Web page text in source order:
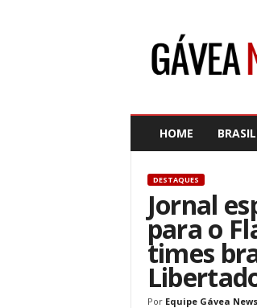
HOME
DESTAQUES
Jornal
para o
times
Por Equipe Gávea News